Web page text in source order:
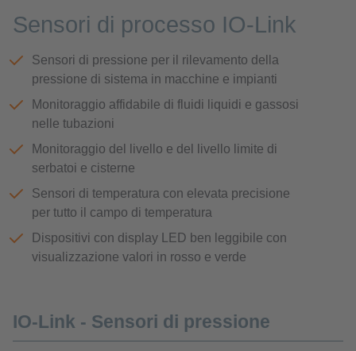
Sensori di processo IO-Link
Sensori di pressione per il rilevamento della
pressione di sistema in macchine e impianti
Monitoraggio affidabile di fluidi liquidi e gassosi
nelle tubazioni
Monitoraggio del livello e del livello limite di
serbatoi e cisterne
Sensori di temperatura con elevata precisione
per tutto il campo di temperatura
Dispositivi con display LED ben leggibile con
visualizzazione valori in rosso e verde
IO-Link - Sensori di pressione